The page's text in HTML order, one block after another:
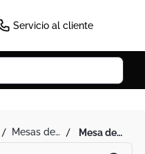
Servicio al cliente
mesas de centro mesa de centro redonda shine (40x60x60) blanca - dko desing sas